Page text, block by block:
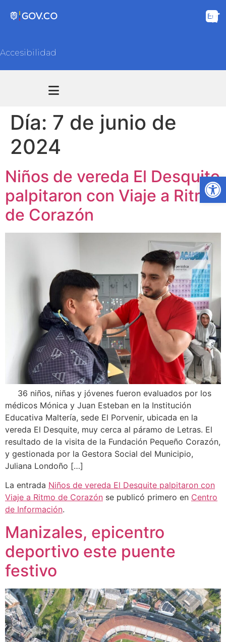
Accesibilidad
Día: 7 de junio de
2024
Niños de vereda El Desquite
palpitaron con Viaje a Ritmo
de Corazón
36 niños, niñas y jóvenes fueron evaluados por los
médicos Mónica y Juan Esteban en la Institución
Educativa Maltería, sede El Porvenir, ubicada en la
vereda El Desquite, muy cerca al páramo de Letras. El
resultado de la visita de la Fundación Pequeño Corazón,
y gestionada por la Gestora Social del Municipio,
Juliana Londoño […]
La entrada Niños de vereda El Desquite palpitaron con
Viaje a Ritmo de Corazón se publicó primero en Centro
de Información.
Manizales, epicentro
deportivo este puente
festivo